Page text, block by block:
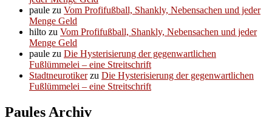
paule zu Vom Profifußball, Shankly, Nebensachen und jeder
Menge Geld
hilto zu Vom Profifußball, Shankly, Nebensachen und jeder
Menge Geld
paule zu Die Hysterisierung der gegenwartlichen
Fußlümmelei – eine Streitschrift
Stadtneurotikerzu Die Hysterisierung der gegenwartlichen
Fußlümmelei – eine Streitschrift
Paules Archiv